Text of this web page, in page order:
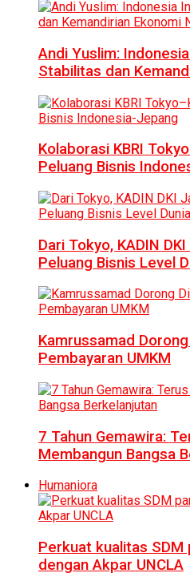
Andi Yuslim:
Stabilitas dan
Kolaborasi KBRI
Peluang Bisnis
Dari Tokyo, KADIN
Peluang Bisnis Level
Kamrussamad
Pembayaran UMKM
7 Tahun Gemawira:
Membangun Bangsa
Humaniora
Perkuat kualitas SDM
dengan Akpar UNCLA